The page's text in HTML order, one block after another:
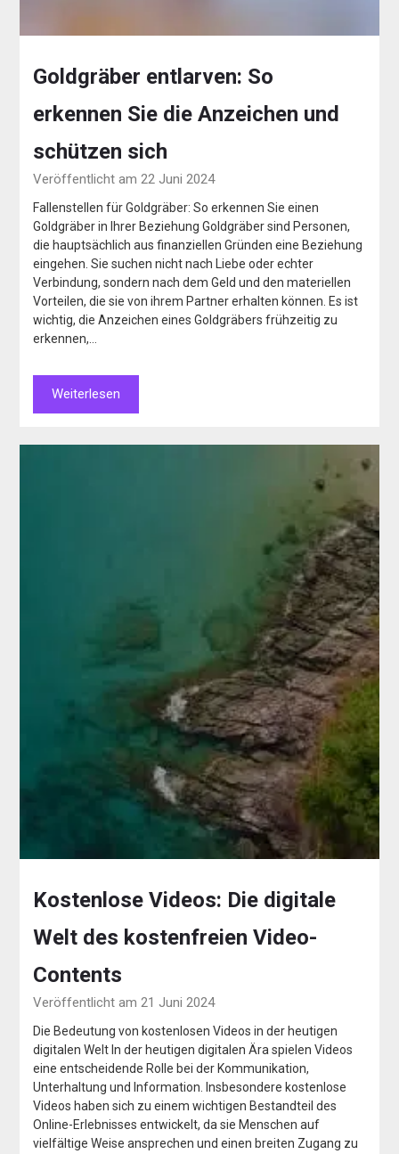
Goldgräber entlarven: So
erkennen Sie die Anzeichen und
schützen sich
Veröffentlicht am 22 Juni 2024
Fallenstellen für Goldgräber: So erkennen Sie einen
Goldgräber in Ihrer Beziehung Goldgräber sind Personen,
die hauptsächlich aus finanziellen Gründen eine Beziehung
eingehen. Sie suchen nicht nach Liebe oder echter
Verbindung, sondern nach dem Geld und den materiellen
Vorteilen, die sie von ihrem Partner erhalten können. Es ist
wichtig, die Anzeichen eines Goldgräbers frühzeitig zu
erkennen,…
Weiterlesen
Kostenlose Videos: Die digitale
Welt des kostenfreien Video-
Contents
Veröffentlicht am 21 Juni 2024
Die Bedeutung von kostenlosen Videos in der heutigen
digitalen Welt In der heutigen digitalen Ära spielen Videos
eine entscheidende Rolle bei der Kommunikation,
Unterhaltung und Information. Insbesondere kostenlose
Videos haben sich zu einem wichtigen Bestandteil des
Online-Erlebnisses entwickelt, da sie Menschen auf
vielfältige Weise ansprechen und einen breiten Zugang zu